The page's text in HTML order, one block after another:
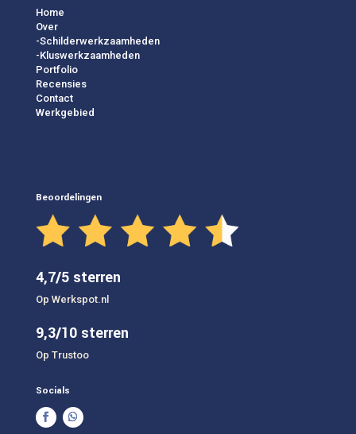
Home
Over
-Schilderwerkzaamheden
-Kluswerkzaamheden
Portfolio
Recensies
Contact
Werkgebied
Beoordelingen
4,7/5 sterren
Op Werkspot.nl
9,3/10 sterren
Op Trustoo
Socials